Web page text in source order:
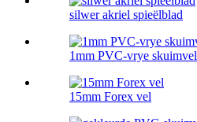
silwer akriel spieëlblad
1mm PVC-vrye skuimvel
15mm Forex vel